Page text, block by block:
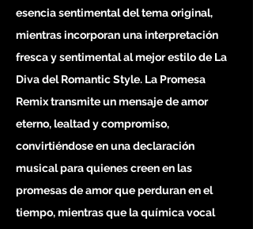
esencia sentimental del tema original,
mientras incorporan una interpretación
fresca y sentimental al mejor estilo de La
Diva del Romantic Style. La Promesa
Remix transmite un mensaje de amor
eterno, lealtad y compromiso,
convirtiéndose en una declaración
musical para quienes creen en las
promesas de amor que perduran en el
tiempo, mientras que la química vocal